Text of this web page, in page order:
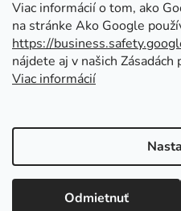
Viac informácií o tom, ako
na stránke Ako Google
https://
nájdete aj v našich
Viac informácií
Odmietnuť
Prijímame online
Copyright 2026
zábradlia, brány a ploty